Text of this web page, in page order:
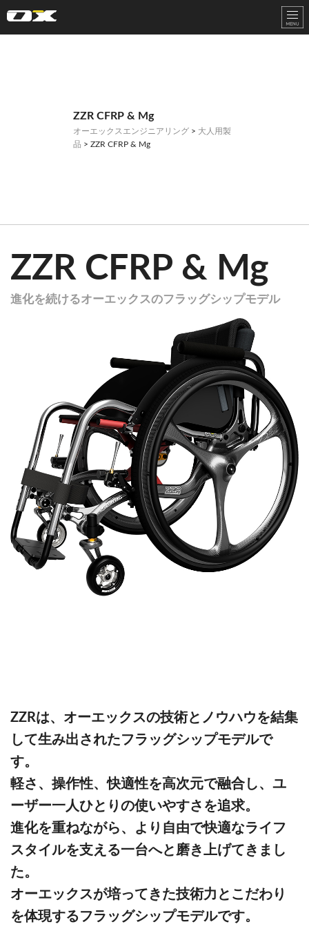
ZZR CFRP & Mg
オーエックスエンジニアリング > 大人用製
品 > ZZR CFRP & Mg
ZZR CFRP & Mg
進化を続けるオーエックスのフラッグシップモデル
ZZRは、オーエックスの技術とノウハウを結集
して生み出されたフラッグシップモデルで
す。
軽さ、操作性、快適性を高次元で融合し、ユ
ーザー一人ひとりの使いやすさを追求。
進化を重ねながら、より自由で快適なライフ
スタイルを支える一台へと磨き上げてきまし
た。
オーエックスが培ってきた技術力とこだわり
を体現するフラッグシップモデルです。